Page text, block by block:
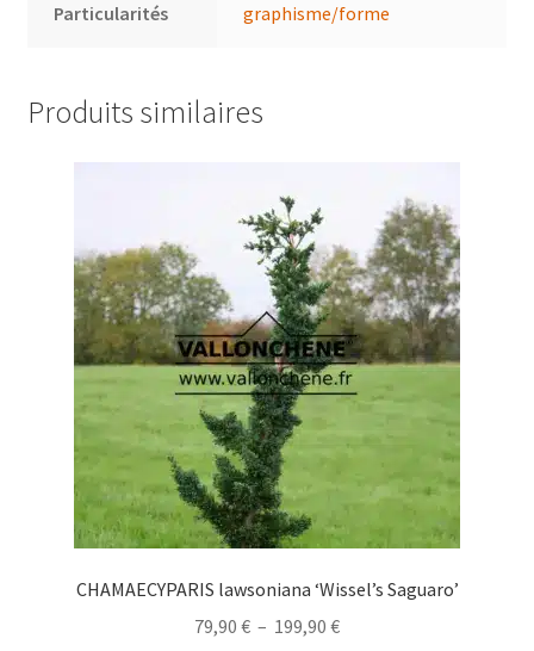
Particularités graphisme/forme
Produits similaires
CHAMAECYPARIS lawsoniana ‘Wissel’s Saguaro’
79,90 € – 199,90 €Plage